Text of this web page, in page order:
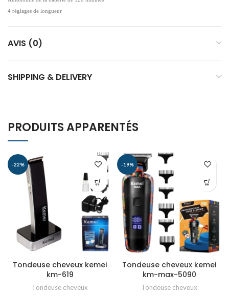
4 réglages de longueur
AVIS (0)
SHIPPING & DELIVERY
PRODUITS APPARENTÉS
-22%
Tondeuse cheveux kemei
km-619
Tondeuse cheveux
-19%
Tondeuse cheveux kemei
km-max-5090
Tondeuse cheveux